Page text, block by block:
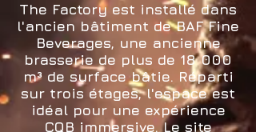
The Factory est installé dans
l'ancien bâtiment de BAF Fine
Beverages, une ancienne
brasserie de plus de 18 000
m³ de surface bâtie. Réparti
sur trois étages, l'espace est
idéal pour une expérience
CQB immersive. Le site